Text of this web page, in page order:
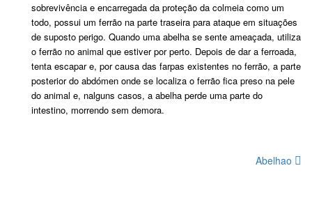
sobrevivência e encarregada da proteção da colmeia como um
todo, possui um ferrão na parte traseira para ataque em situações
de suposto perigo. Quando uma abelha se sente ameaçada, utiliza
o ferrão no animal que estiver por perto. Depois de dar a ferroada,
tenta escapar e, por causa das farpas existentes no ferrão, a parte
posterior do abdómen onde se localiza o ferrão fica preso na pele
do animal e, nalguns casos, a abelha perde uma parte do
intestino, morrendo sem demora.
Abelhao